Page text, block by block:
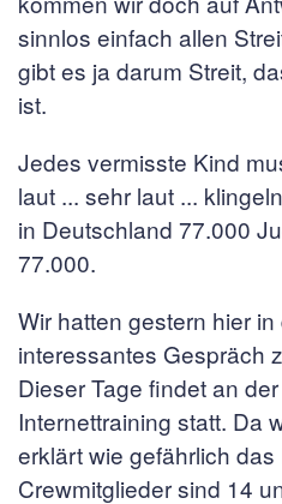
sinnlos einfach allen
gibt es ja darum Streit,
ist.
Jedes vermisste Kind
laut ... sehr laut ...
in Deutschland 77.000
77.000.
Wir hatten gestern hier
interessantes Gespräch
Dieser Tage findet an
Internettraining statt. Da
erklärt wie gefährlich
Crewmitglieder sind 14